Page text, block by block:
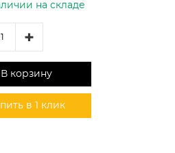
на складе
+
В корзину
в 1 клик